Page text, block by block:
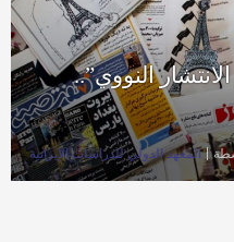
النووي”..
المعهد الدولي للدراسات الإيرانية